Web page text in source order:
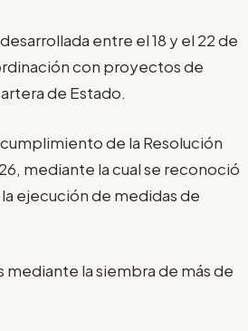
entre el 18 y el 22 de
con proyectos de
de Estado.
de la Resolución
mediante la cual se reconoció
ejecución de medidas de
la siembra de más de